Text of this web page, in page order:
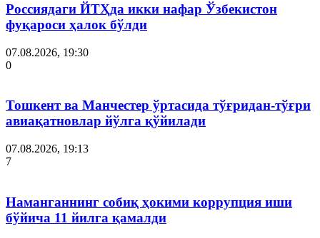
Россиядаги ЙТҲда икки нафар Ўзбекистон
фуқароси ҳалок бўлди
07.08.2026, 19:30
0
Тошкент ва Манчестер ўртасида тўғридан-тўғри
авиақатновлар йўлга қўйилади
07.08.2026, 19:13
7
Наманганнинг собиқ ҳокими коррупция иши
бўйича 11 йилга қамалди